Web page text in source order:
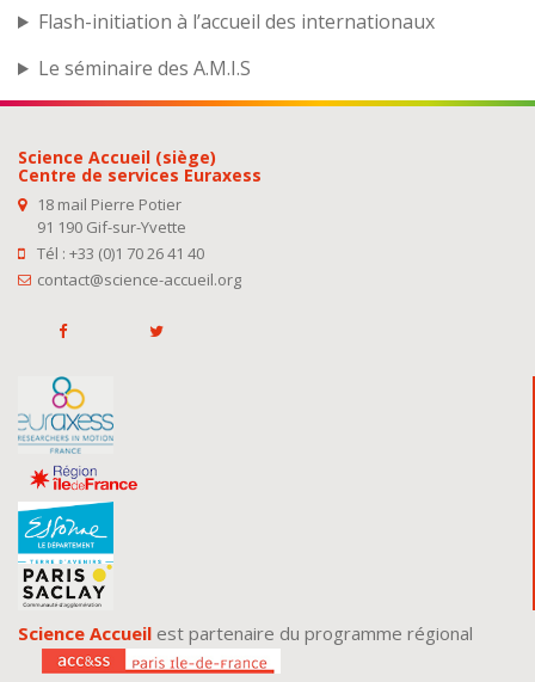
Flash-initiation à l’accueil des internationaux
Le séminaire des A.M.I.S
Science Accueil (siège)
Centre de services Euraxess
18 mail Pierre Potier
91 190 Gif-sur-Yvette
Tél : +33 (0)1 70 26 41 40
contact@science-accueil.org
Science Accueil est partenaire du programme régional